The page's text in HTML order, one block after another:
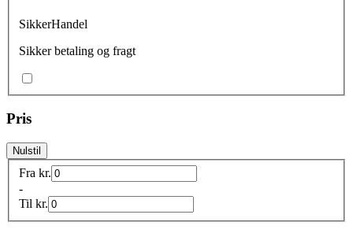
SikkerHandel
Sikker betaling og fragt
Pris
Nulstil
Fra kr.
-
Til kr.